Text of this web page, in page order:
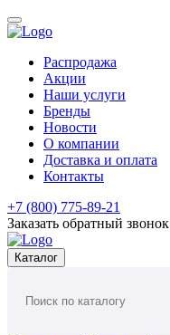
Распродажа
Акции
Наши услуги
Бренды
Новости
О компании
Доставка и оплата
Контакты
+7 (800) 775-89-21
Заказать обратный звонок
Каталог